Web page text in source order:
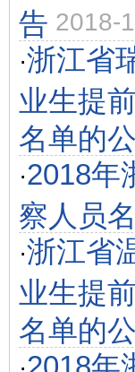
告 2018-
·浙江省
业生提
名单的
·2018年
察人员
·浙江省
业生提
名单的